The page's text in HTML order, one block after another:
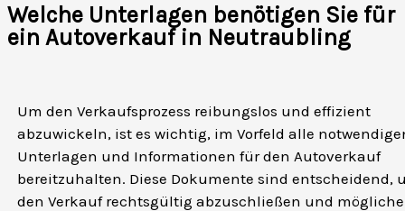
Welche Unterlagen benötigen Sie für
ein Autoverkauf in Neutraubling
Um den Verkaufsprozess reibungslos und effizient
abzuwickeln, ist es wichtig, im Vorfeld alle
Unterlagen und Informationen für den Autoverkauf
bereitzuhalten. Diese Dokumente sind entscheidend,
den Verkauf rechtsgültig abzuschließen und mögliche